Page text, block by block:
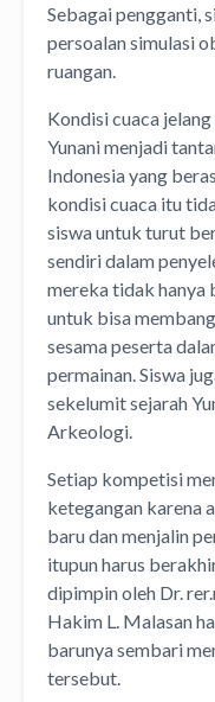
Sebagai pengganti,
persoalan simulasi
ruangan.
Kondisi cuaca
Yunani menjadi
Indonesia yang
kondisi cuaca itu
siswa untuk turut
sendiri dalam
mereka tidak hanya
untuk bisa
sesama peserta
permainan. Siswa
sekelumit sejarah
Arkeologi.
Setiap kompetisi
ketegangan karena
baru dan menjalin
itupun harus
dipimpin oleh Dr.
Hakim L. Malasan
barunya sembari
tersebut.